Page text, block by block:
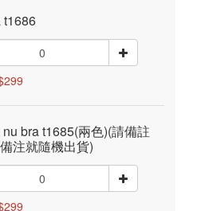
t1686
bra t1685(兩色)(請備註
注就隨機出貨)